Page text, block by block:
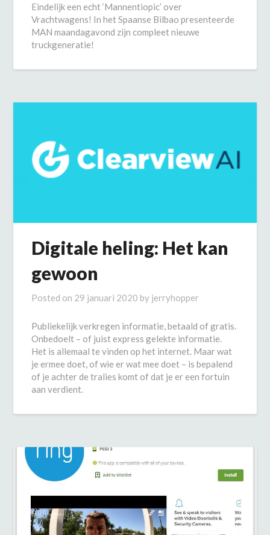
Eindelijk een echt ‘Mannentiopic’ over
Vrachtwagens! In het Spaanse Bilbao presenteerde
MAN maandagavond zijn compleet nieuwe
truckgeneratie!
Digitale heling: Het kan
gewoon
Posted on 29 januari 2020 by jerryhopper
Publiekelijk verkregen informatie, betaald of gratis.
Onbedoelt – of juist express gelekte informatie.
Het is allemaal te vinden op het internet. Maar wat
je ermee doet, of wie er wat mee doet – is bepalend
of je achter de tralies komt of dat je er een fortuin
aan verdient.